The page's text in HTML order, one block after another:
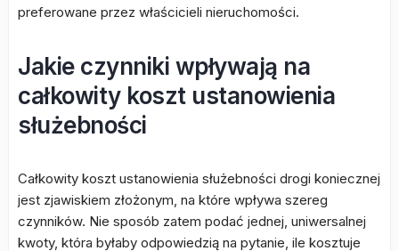
preferowane przez właścicieli nieruchomości.
Jakie czynniki wpływają na
całkowity koszt ustanowienia
służebności
Całkowity koszt ustanowienia służebności drogi koniecznej
jest zjawiskiem złożonym, na które wpływa szereg
czynników. Nie sposób zatem podać jednej, uniwersalnej
kwoty, która byłaby odpowiedzią na pytanie, ile kosztuje